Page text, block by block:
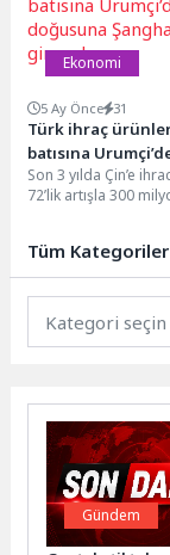
Ekonomi
5 Ay Önce 31
Türk ihraç
batısına
doğusuna
girecek
Son 3 yılda Çin’e
72’lik artışla 300
Tüm Kategoriler
Gündem